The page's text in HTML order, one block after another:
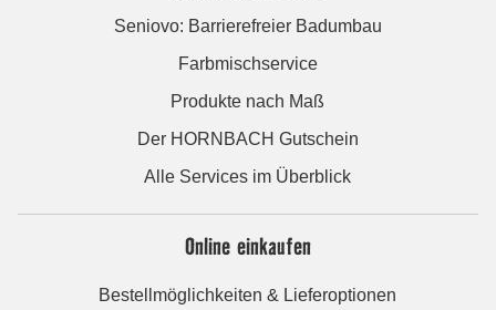
Seniovo: Barrierefreier Badumbau
Farbmischservice
Produkte nach Maß
Der HORNBACH Gutschein
Alle Services im Überblick
Online einkaufen
Bestellmöglichkeiten & Lieferoptionen